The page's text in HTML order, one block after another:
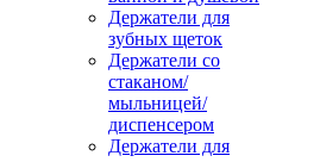
Держатели для
зубных щеток
Держатели со
стаканом/
мыльницей/
диспенсером
Держатели для